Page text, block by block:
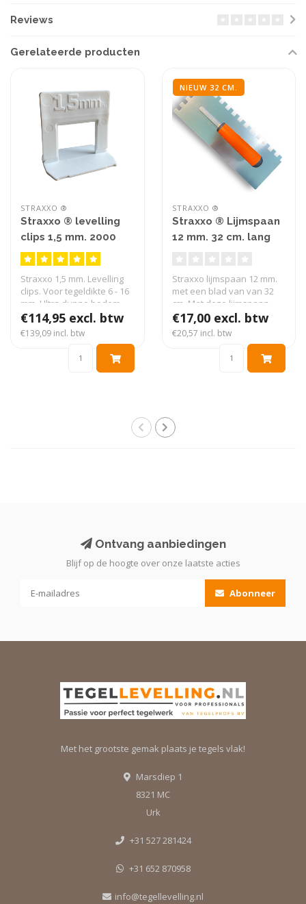
Reviews
Gerelateerde producten
STRAXXO ®
Straxxo ® levelling
clips 1,5 mm. 2000
stuks
Straxxo 1,5 mm. Levelling
clips. Voor tegeldikte 6 - 16
mm. Ultra dunne bodem..
€114,95 excl. btw
€139,09 incl. btw
NIEUW 32 CM.
STRAXXO ®
Straxxo ® Lijmspaan
12 mm. 32 cm. lang
Straxxo lijmspaan 12 mm.
met een blad van van 32
cm. Met deze lijmspaan
smeer je..
€17,00 excl. btw
€20,57 incl. btw
Ontvang aanbiedingen
Blijf op de hoogte over onze laatste acties
Abonneer
Met het grootste gemak plaats je tegels vlak!
Marsdiep 1
8321 MC
Urk
+31 527 281424
+31 652 870958
info@tegellevelling.nl